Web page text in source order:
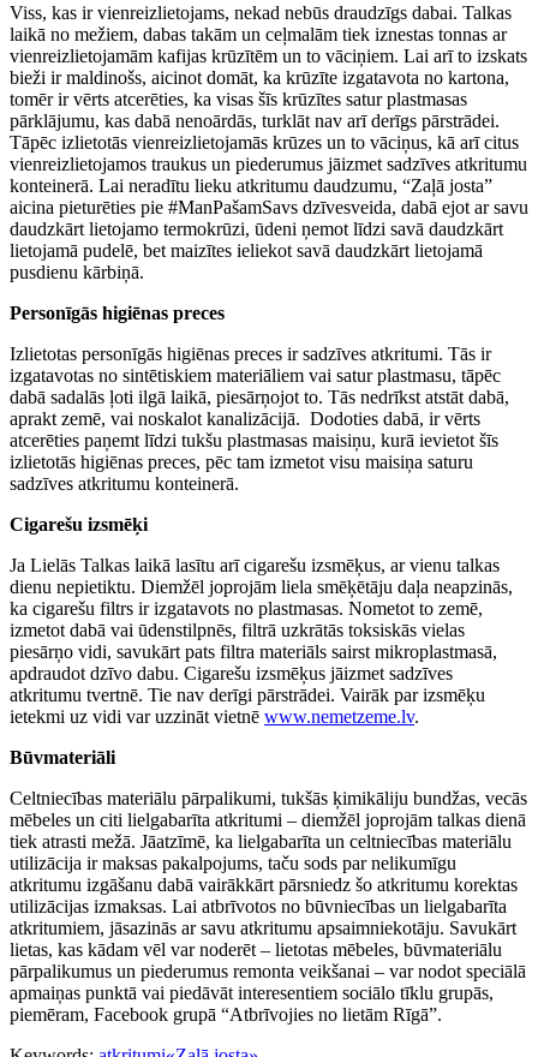
Viss, kas ir vienreizlietojams, nekad nebūs draudzīgs dabai. Talkas
laikā no mežiem, dabas takām un ceļmalām tiek iznestas tonnas ar
vienreizlietojamām kafijas krūzītēm un to vāciņiem. Lai arī to izskats
bieži ir maldinošs, aicinot domāt, ka krūzīte izgatavota no kartona,
tomēr ir vērts atcerēties, ka visas šīs krūzītes satur plastmasas
pārklājumu, kas dabā nenoārdās, turklāt nav arī derīgs pārstrādei.
Tāpēc izlietotās vienreizlietojamās krūzes un to vāciņus, kā arī citus
vienreizlietojamos traukus un piederumus jāizmet sadzīves atkritumu
konteinerā. Lai neradītu lieku atkritumu daudzumu, “Zaļā josta”
aicina pieturēties pie #ManPašamSavs dzīvesveida, dabā ejot ar savu
daudzkārt lietojamo termokrūzi, ūdeni ņemot līdzi savā daudzkārt
lietojamā pudelē, bet maizītes ieliekot savā daudzkārt lietojamā
pusdienu kārbiņā.
Personīgās higiēnas preces
Izlietotas personīgās higiēnas preces ir sadzīves atkritumi. Tās ir
izgatavotas no sintētiskiem materiāliem vai satur plastmasu, tāpēc
dabā sadalās ļoti ilgā laikā, piesārņojot to. Tās nedrīkst atstāt dabā,
aprakt zemē, vai noskalot kanalizācijā. Dodoties dabā, ir vērts
atcerēties paņemt līdzi tukšu plastmasas maisiņu, kurā ievietot šīs
izlietotās higiēnas preces, pēc tam izmetot visu maisiņa saturu
sadzīves atkritumu konteinerā.
Cigarešu izsmēķi
Ja Lielās Talkas laikā lasītu arī cigarešu izsmēķus, ar vienu talkas
dienu nepietiktu. Diemžēl joprojām liela smēķētāju daļa neapzinās,
ka cigarešu filtrs ir izgatavots no plastmasas. Nometot to zemē,
izmetot dabā vai ūdenstilpnēs, filtrā uzkrātās toksiskās vielas
piesārņo vidi, savukārt pats filtra materiāls sairst mikroplastmasā,
apdraudot dzīvo dabu. Cigarešu izsmēķus jāizmet sadzīves
atkritumu tvertnē. Tie nav derīgi pārstrādei. Vairāk par izsmēķu
ietekmi uz vidi var uzzināt vietnē www.nemetzeme.lv.
Būvmateriāli
Celtniecības materiālu pārpalikumi, tukšās ķimikāliju bundžas, vecās
mēbeles un citi lielgabarīta atkritumi – diemžēl joprojām talkas dienā
tiek atrasti mežā. Jāatzīmē, ka lielgabarīta un celtniecības materiālu
utilizācija ir maksas pakalpojums, taču sods par nelikumīgu
atkritumu izgāšanu dabā vairākkārt pārsniedz šo atkritumu korektas
utilizācijas izmaksas. Lai atbrīvotos no būvniecības un lielgabarīta
atkritumiem, jāsazinās ar savu atkritumu apsaimniekotāju. Savukārt
lietas, kas kādam vēl var noderēt – lietotas mēbeles, būvmateriālu
pārpalikumus un piederumus remonta veikšanai – var nodot speciālā
apmaiņas punktā vai piedāvāt interesentiem sociālo tīklu grupās,
piemēram, Facebook grupā “Atbrīvojies no lietām Rīgā”.